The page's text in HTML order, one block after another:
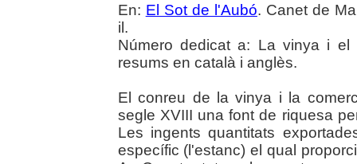
En: El Sot de l'Aubó. Canet de
il.
Número dedicat a: La vinya i
resums en català i anglès.
El conreu de la vinya i la
segle XVIII una font de riquesa
Les ingents quantitats
específic (l'estanc) el qual